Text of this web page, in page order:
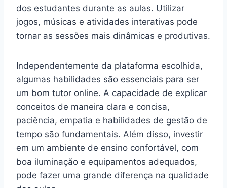
dos estudantes durante as aulas. Utilizar
jogos, músicas e atividades interativas pode
tornar as sessões mais dinâmicas e produtivas.
Independentemente da plataforma escolhida,
algumas habilidades são essenciais para ser
um bom tutor online. A capacidade de explicar
conceitos de maneira clara e concisa,
paciência, empatia e habilidades de gestão de
tempo são fundamentais. Além disso, investir
em um ambiente de ensino confortável, com
boa iluminação e equipamentos adequados,
pode fazer uma grande diferença na qualidade